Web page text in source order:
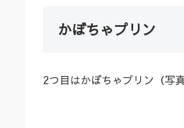
かぼちゃプリン
2つ目はかぼちゃプリン（写真